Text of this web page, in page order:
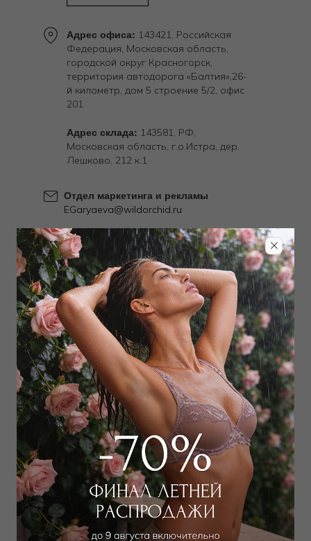
Адрес офиса: 143421, Российская
Федерация, Московская область,
городской округ Красногорск,
территория автодорога «Балтия»,26-
й километр, дом 5 строение 5/2, офис
201.
Адрес склада: 143581, РФ,
Московская область, г.о.Истра, дер.
Лешково, 212 к.1
Отдел маркетинга и рекламы
EGaryaeva@wildorchid.ru
Отдел закупок
VKurganova@wildorchid.ru
Реквизиты
Наименование организации ООО РозТех
ИНН 5024128986
КПП 502401001
ОГРН 1125024004434
Расчетный счет № 40702810638170019235
Корреспондентский счет №
30101810400000000225
Наименование банка ПАО "Сбербанк России" г.
Москва
БИК 044525225